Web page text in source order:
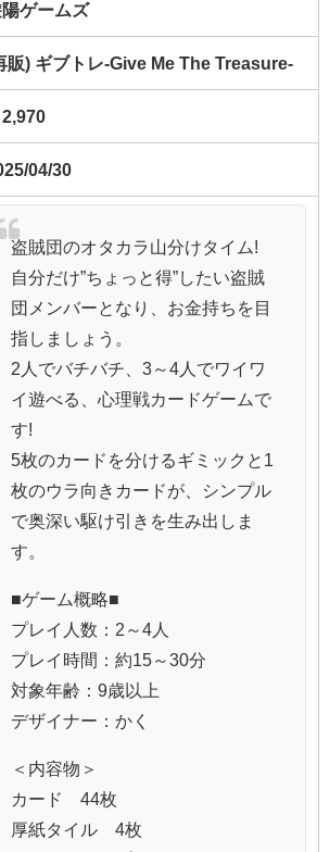
ゲームズ
販) ギブトレ-Give Me The Treasure-
2,970
04/30
盗賊団のオタカラ山分けタイム!
自分だけ”ちょっと得”したい盗賊
団メンバーとなり、お金持ちを目
指しましょう。
2人でバチバチ、3～4人でワイワ
イ遊べる、心理戦カードゲームで
す!
5枚のカードを分けるギミックと1
枚のウラ向きカードが、シンプル
で奥深い駆け引きを生み出しま
す。
■ゲーム概略■
プレイ人数：2～4人
プレイ時間：約15～30分
対象年齢：9歳以上
デザイナー：かく
＜内容物＞
カード 44枚
厚紙タイル 4枚